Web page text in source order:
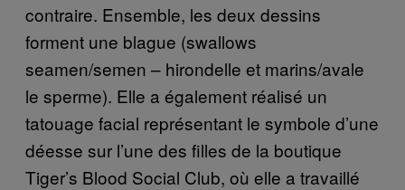
contraire. Ensemble, les deux dessins
forment une blague (swallows
seamen/semen – hirondelle et marins/avale
le sperme). Elle a également réalisé un
tatouage facial représentant le symbole d’une
déesse sur l’une des filles de la boutique
Tiger’s Blood Social Club, où elle a travaillé